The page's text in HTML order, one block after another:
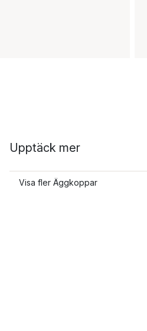
Upptäck mer
Visa fler Äggkoppar